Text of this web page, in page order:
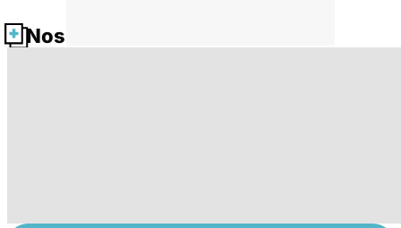
Nos fiches santé